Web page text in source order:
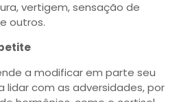
vertigem, sensação de
outros.
a modificar em parte seu
lidar com as adversidades, por